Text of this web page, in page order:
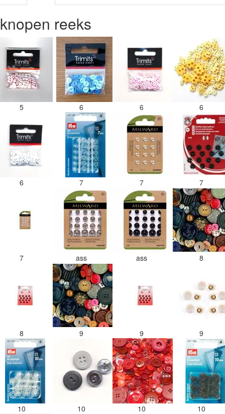
knopen reeks
5 6 6 6
6 7 7 7
7 ass ass 8
8 9 9 9
10 10 10 10